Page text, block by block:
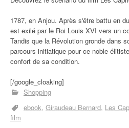
1787, en Anjou. Après s'être battu en
est exilé par le Roi Louis XVI vers un
Tandis que la Révolution gronde dans
parcours initiatique pour ce noble
confort de sa condition.
[/google_cloaking]
Shopping
ebook Giraudeau Bernard Les
film